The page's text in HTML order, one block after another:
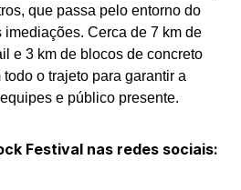
que passa pelo entorno do
Cerca de 7 km de
e 3 km de blocos de concreto
o trajeto para garantir a
e público presente.
Festival nas redes sociais: